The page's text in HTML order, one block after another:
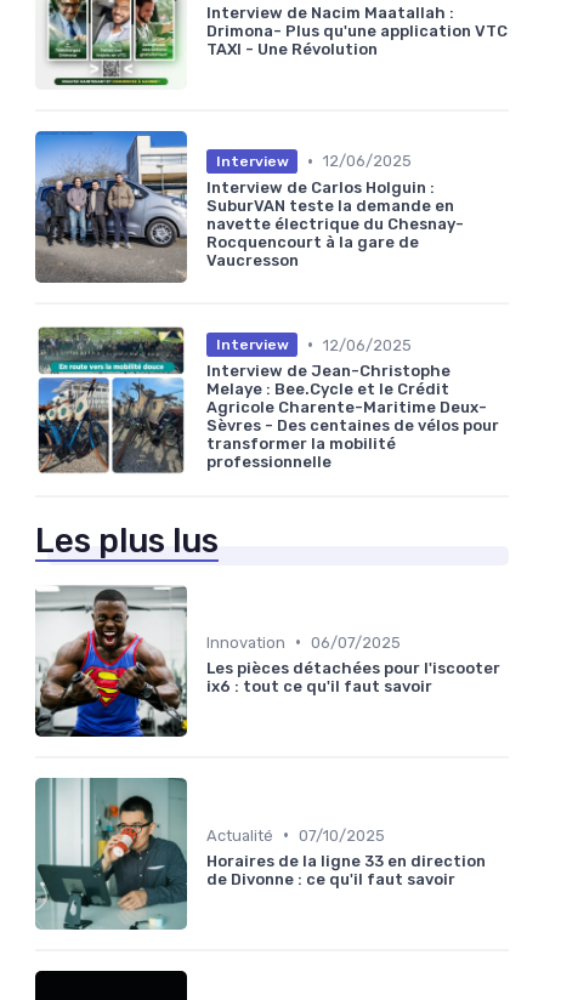
Interview de Nacim Maatallah :
Drimona- Plus qu'une application VTC
TAXI - Une Révolution
Interview • 12/06/2025
Interview de Carlos Holguin :
SuburVAN teste la demande en
navette électrique du Chesnay-
Rocquencourt à la gare de
Vaucresson
Interview • 12/06/2025
Interview de Jean-Christophe
Melaye : Bee.Cycle et le Crédit
Agricole Charente-Maritime Deux-
Sèvres - Des centaines de vélos pour
transformer la mobilité
professionnelle
Les plus lus
Innovation • 06/07/2025
Les pièces détachées pour l'iscooter
ix6 : tout ce qu'il faut savoir
Actualité • 07/10/2025
Horaires de la ligne 33 en direction
de Divonne : ce qu'il faut savoir